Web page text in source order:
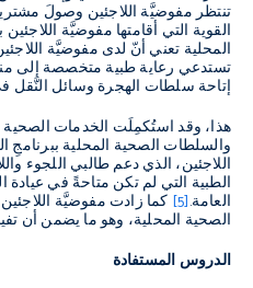
تنتظر مفوضيَّة اللاجئين وصولَ
القوية التي أقامتها مفوضيَّة
المحلية تعني أنّ لدى مفوضيَّة
تستدعي رعاية طبية متخصصة إلى
إتاحة سلطات الهجرة وسائل النَّقل
هذا، وقد استُكمِلَت الخدمات الصحية
والسلطات الصحية المحلية ببرنامجِ
اللاجئين، الذي دعم طالبي اللجوء
الطبية التي لم تكن متاحةً في
العامة.[5] كما زادت مفوضيَّة
الصحية المحلية، وهو ما يضمن أن
الدروس المستفادة